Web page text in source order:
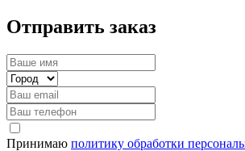
Отправить заказ
Принимаю политику обработки